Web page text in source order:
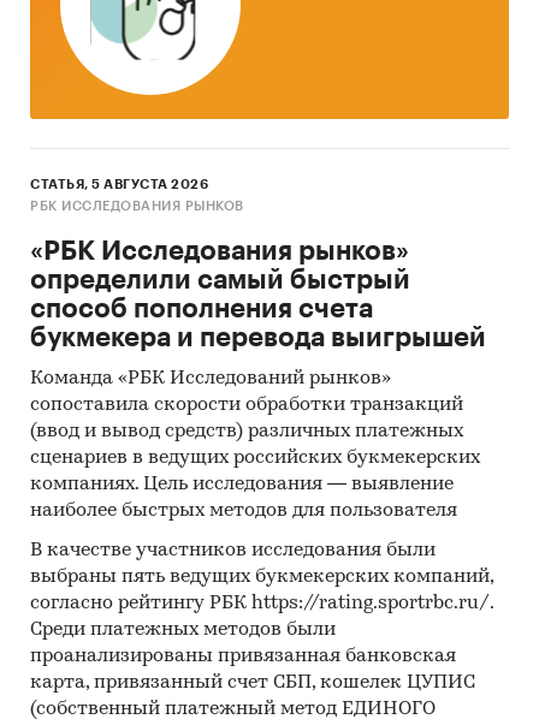
СТАТЬЯ, 5 АВГУСТА 2026
РБК ИССЛЕДОВАНИЯ РЫНКОВ
«РБК Исследования рынков»
определили самый быстрый
способ пополнения счета
букмекера и перевода выигрышей
Команда «РБК Исследований рынков»
сопоставила скорости обработки транзакций
(ввод и вывод средств) различных платежных
сценариев в ведущих российских букмекерских
компаниях. Цель исследования — выявление
наиболее быстрых методов для пользователя
В качестве участников исследования были
выбраны пять ведущих букмекерских компаний,
согласно рейтингу РБК https://rating.sportrbc.ru/.
Среди платежных методов были
проанализированы привязанная банковская
карта, привязанный счет СБП, кошелек ЦУПИС
(собственный платежный метод ЕДИНОГО